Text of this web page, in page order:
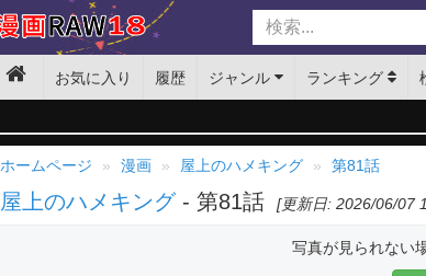
お気に入り 履歴 ジャンル ランキング
ホームページ 漫画 屋上のハメキング 第81話
屋上のハメキング - 第81話 [更新日: 2026/06/07
写真が見られない